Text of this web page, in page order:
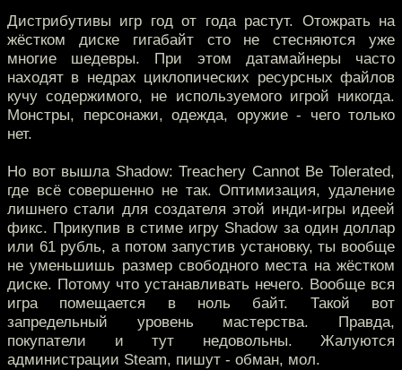
Дистрибутивы игр год от года растут. Отожрать на
жёстком диске гигабайт сто не стесняются уже
многие шедевры. При этом датамайнеры часто
находят в недрах циклопических ресурсных файлов
кучу содержимого, не используемого игрой никогда.
Монстры, персонажи, одежда, оружие - чего только
нет.
Но вот вышла Shadow: Treachery Cannot Be Tolerated,
где всё совершенно не так. Оптимизация, удаление
лишнего стали для создателя этой инди-игры идеей
фикс. Прикупив в стиме игру Shadow за один доллар
или 61 рубль, а потом запустив установку, ты вообще
не уменьшишь размер свободного места на жёстком
диске. Потому что устанавливать нечего. Вообще вся
игра помещается в ноль байт. Такой вот
запредельный уровень мастерства. Правда,
покупатели и тут недовольны. Жалуются
администрации Steam, пишут - обман, мол.